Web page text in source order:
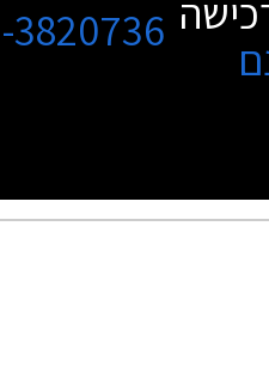
3820736